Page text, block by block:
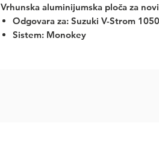
Vrhunska aluminijumska ploča za
Odgovara za: Suzuki V-Strom
Sistem: Monokey